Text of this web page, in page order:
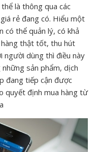
là thông qua các
rẻ đang có. Hiểu một
có thể quản lý, có khả
thật tốt, thu hút
dùng thì điều này
sản phẩm, dịch
đang tiếp cận được
quyết định mua hàng từ